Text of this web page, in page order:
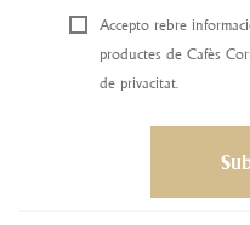
Accepto rebre
productes de Cafès
de privacitat.